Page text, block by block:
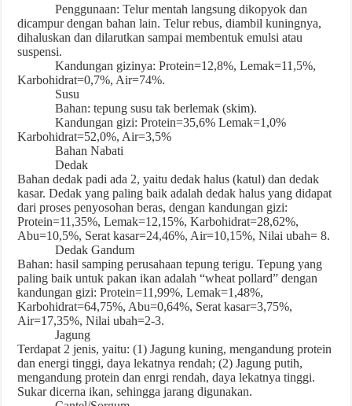
Penggunaan: Telur mentah langsung dikopyok dan
dicampur dengan bahan lain. Telur rebus, diambil kuningnya,
dihaluskan dan dilarutkan sampai membentuk emulsi atau
suspensi.
Kandungan gizinya: Protein=12,8%, Lemak=11,5%,
Karbohidrat=0,7%, Air=74%.
Susu
Bahan: tepung susu tak berlemak (skim).
Kandungan gizi: Protein=35,6% Lemak=1,0%
Karbohidrat=52,0%, Air=3,5%
Bahan Nabati
Dedak
Bahan dedak padi ada 2, yaitu dedak halus (katul) dan dedak
kasar. Dedak yang paling baik adalah dedak halus yang didapat
dari proses penyosohan beras, dengan kandungan gizi:
Protein=11,35%, Lemak=12,15%, Karbohidrat=28,62%,
Abu=10,5%, Serat kasar=24,46%, Air=10,15%, Nilai ubah= 8.
Dedak Gandum
Bahan: hasil samping perusahaan tepung terigu. Tepung yang
paling baik untuk pakan ikan adalah “wheat pollard” dengan
kandungan gizi: Protein=11,99%, Lemak=1,48%,
Karbohidrat=64,75%, Abu=0,64%, Serat kasar=3,75%,
Air=17,35%, Nilai ubah=2-3.
Jagung
Terdapat 2 jenis, yaitu: (1) Jagung kuning, mengandung protein
dan energi tinggi, daya lekatnya rendah; (2) Jagung putih,
mengandung protein dan enrgi rendah, daya lekatnya tinggi.
Sukar dicerna ikan, sehingga jarang digunakan.